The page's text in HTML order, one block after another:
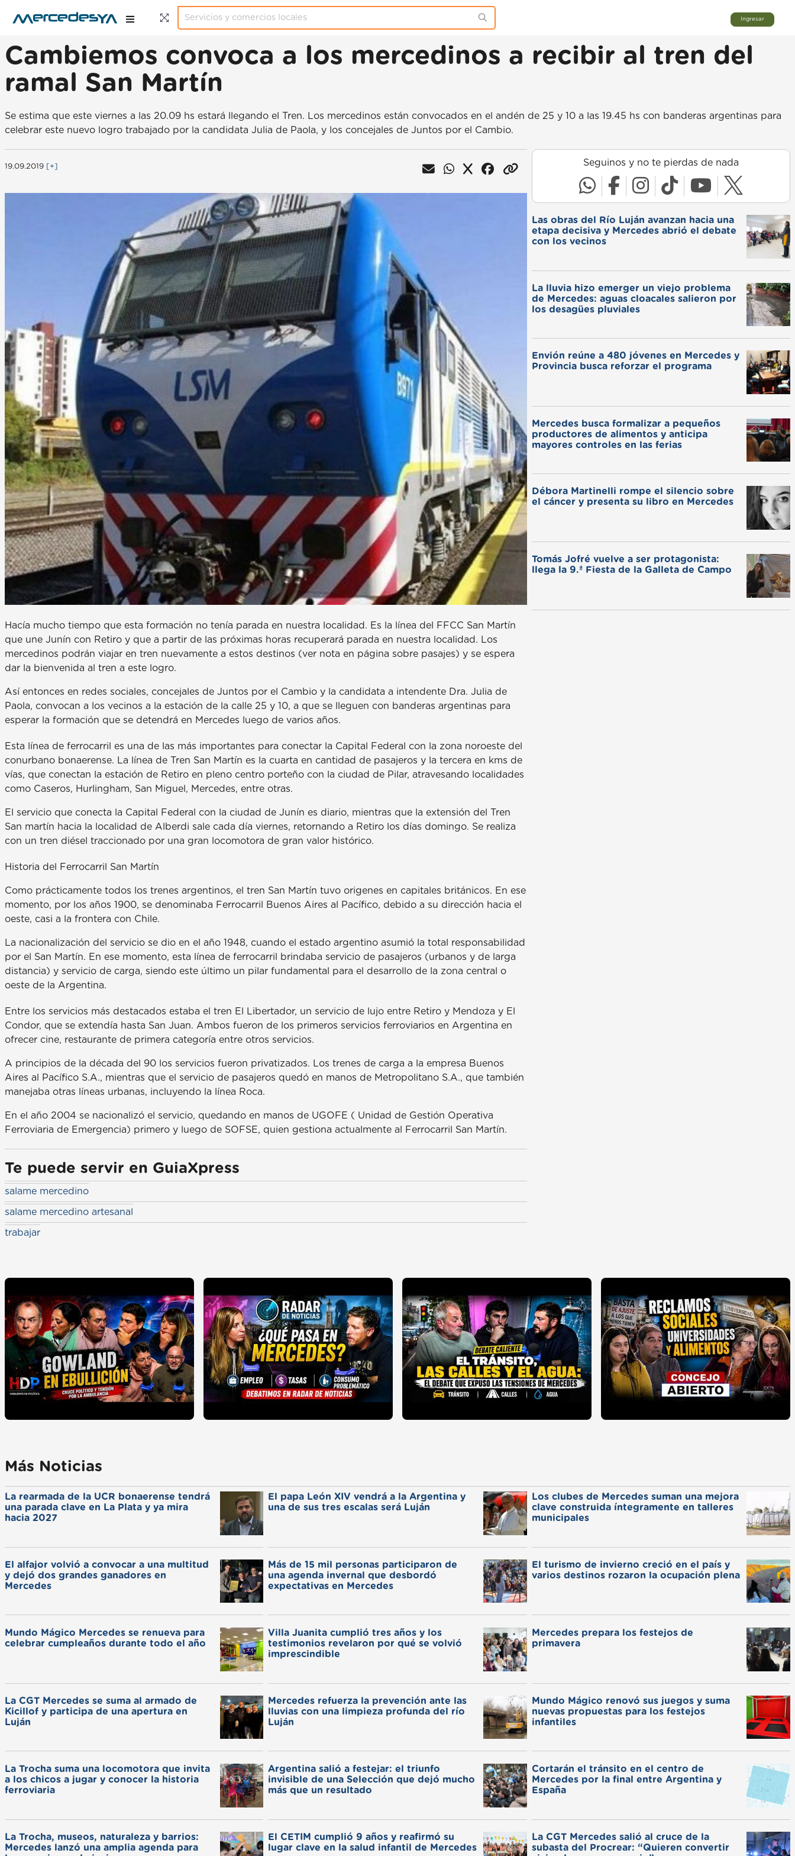
Ingresar
Cambiemos convoca a los mercedinos a recibir al tren del
ramal San Martín
Se estima que este viernes a las 20.09 hs estará llegando el Tren. Los mercedinos están convocados en el andén de 25 y 10 a las 19.45 hs con banderas argentinas para
celebrar este nuevo logro trabajado por la candidata Julia de Paola, y los concejales de Juntos por el Cambio.
19.09.2019 [+]
Hacía mucho tiempo que esta formación no tenía parada en nuestra localidad. Es la línea del FFCC San Martín
que une Junín con Retiro y que a partir de las próximas horas recuperará parada en nuestra localidad. Los
mercedinos podrán viajar en tren nuevamente a estos destinos (ver nota en página sobre pasajes) y se espera
dar la bienvenida al tren a este logro.
Así entonces en redes sociales, concejales de Juntos por el Cambio y la candidata a intendente Dra. Julia de
Paola, convocan a los vecinos a la estación de la calle 25 y 10, a que se lleguen con banderas argentinas para
esperar la formación que se detendrá en Mercedes luego de varios años.
Esta línea de ferrocarril es una de las más importantes para conectar la Capital Federal con la zona noroeste del
conurbano bonaerense. La línea de Tren San Martín es la cuarta en cantidad de pasajeros y la tercera en kms de
vías, que conectan la estación de Retiro en pleno centro porteño con la ciudad de Pilar, atravesando localidades
como Caseros, Hurlingham, San Miguel, Mercedes, entre otras.
El servicio que conecta la Capital Federal con la ciudad de Junín es diario, mientras que la extensión del Tren
San martín hacia la localidad de Alberdi sale cada día viernes, retornando a Retiro los días domingo. Se realiza
con un tren diésel traccionado por una gran locomotora de gran valor histórico.
Historia del Ferrocarril San Martín
Como prácticamente todos los trenes argentinos, el tren San Martín tuvo origenes en capitales británicos. En ese
momento, por los años 1900, se denominaba Ferrocarril Buenos Aires al Pacífico, debido a su dirección hacia el
oeste, casi a la frontera con Chile.
La nacionalización del servicio se dio en el año 1948, cuando el estado argentino asumió la total responsabilidad
por el San Martín. En ese momento, esta línea de ferrocarril brindaba servicio de pasajeros (urbanos y de larga
distancia) y servicio de carga, siendo este último un pilar fundamental para el desarrollo de la zona central o
oeste de la Argentina.
Entre los servicios más destacados estaba el tren El Libertador, un servicio de lujo entre Retiro y Mendoza y El
Condor, que se extendía hasta San Juan. Ambos fueron de los primeros servicios ferroviarios en Argentina en
ofrecer cine, restaurante de primera categoría entre otros servicios.
A principios de la década del 90 los servicios fueron privatizados. Los trenes de carga a la empresa Buenos
Aires al Pacífico S.A., mientras que el servicio de pasajeros quedó en manos de Metropolitano S.A., que también
manejaba otras líneas urbanas, incluyendo la línea Roca.
En el año 2004 se nacionalizó el servicio, quedando en manos de UGOFE ( Unidad de Gestión Operativa
Ferroviaria de Emergencia) primero y luego de SOFSE, quien gestiona actualmente al Ferrocarril San Martín.
Te puede servir en GuiaXpress
salame mercedino
salame mercedino artesanal
trabajar
Seguinos y no te pierdas de nada
Las obras del Río Luján avanzan hacia una
etapa decisiva y Mercedes abrió el debate
con los vecinos
La lluvia hizo emerger un viejo problema
de Mercedes: aguas cloacales salieron por
los desagües pluviales
Envión reúne a 480 jóvenes en Mercedes y
Provincia busca reforzar el programa
Mercedes busca formalizar a pequeños
productores de alimentos y anticipa
mayores controles en las ferias
Débora Martinelli rompe el silencio sobre
el cáncer y presenta su libro en Mercedes
Tomás Jofré vuelve a ser protagonista:
llega la 9.ª Fiesta de la Galleta de Campo
Más Noticias
La rearmada de la UCR bonaerense tendrá
una parada clave en La Plata y ya mira
hacia 2027
El papa León XIV vendrá a la Argentina y
una de sus tres escalas será Luján
Los clubes de Mercedes suman una mejora
clave construida íntegramente en talleres
municipales
El alfajor volvió a convocar a una multitud
y dejó dos grandes ganadores en
Mercedes
Más de 15 mil personas participaron de
una agenda invernal que desbordó
expectativas en Mercedes
El turismo de invierno creció en el país y
varios destinos rozaron la ocupación plena
Mundo Mágico Mercedes se renueva para
celebrar cumpleaños durante todo el año
Villa Juanita cumplió tres años y los
testimonios revelaron por qué se volvió
imprescindible
Mercedes prepara los festejos de
primavera
La CGT Mercedes se suma al armado de
Kicillof y participa de una apertura en
Luján
Mercedes refuerza la prevención ante las
lluvias con una limpieza profunda del río
Luján
Mundo Mágico renovó sus juegos y suma
nuevas propuestas para los festejos
infantiles
La Trocha suma una locomotora que invita
a los chicos a jugar y conocer la historia
ferroviaria
Argentina salió a festejar: el triunfo
invisible de una Selección que dejó mucho
más que un resultado
Cortarán el tránsito en el centro de
Mercedes por la final entre Argentina y
España
La Trocha, museos, naturaleza y barrios:
Mercedes lanzó una amplia agenda para
El CETIM cumplió 9 años y reafirmó su
lugar clave en la salud infantil de Mercedes
La CGT Mercedes salió al cruce de la
subasta del Procrear: “Quieren convertir